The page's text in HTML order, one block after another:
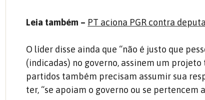
Leia também – PT aciona PGR contra
O líder disse ainda que “não é justo que
(indicadas) no governo, assinem um projeto
partidos também precisam assumir sua
ter, “se apoiam o governo ou se pertencem